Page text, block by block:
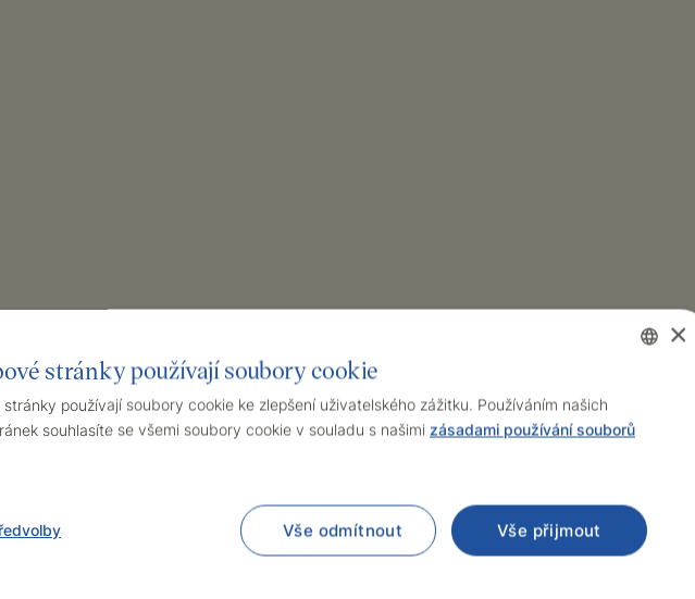
English
×
stránky používají soubory cookie
používají soubory cookie ke zlepšení uživatelského zážitku. Používáním našich
souhlasíte se všemi soubory cookie v souladu s našimi zásadami používání souborů
Vše přijmout
Vše odmítnout